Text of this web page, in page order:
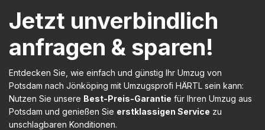
Jetzt unverbindlich
anfragen & sparen!
Entdecken Sie, wie einfach und günstig Ihr Umzug von
Potsdam nach Jönköping mit Umzugsprofi HÄRTL sein kann:
Nutzen Sie unsere Best-Preis-Garantie für Ihren Umzug aus
Potsdam und genießen Sie erstklassigen Service zu
unschlagbaren Konditionen.